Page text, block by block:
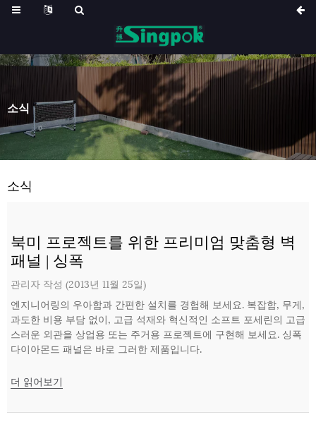
소식
소식
북미 프로젝트를 위한 프리미엄 맞춤형 벽
패널 | 싱폭
관리자 작성 (2013년 11월 25일)
엔지니어링의 우아함과 간편한 설치를 경험해 보세요. 복잡함, 무게,
과도한 비용 부담 없이, 고급 석재와 혁신적인 소프트 포세린의 고급
스러운 외관을 상업용 또는 주거용 프로젝트에 구현해 보세요. 싱폭
다이아몬드 패널은 바로 그러한 제품입니다.
더 읽어보기